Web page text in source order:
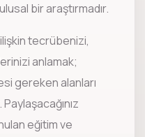
bir araştırmadır.
ilişkin tecrübenizi,
anlamak;
gereken alanları
eğitim ve